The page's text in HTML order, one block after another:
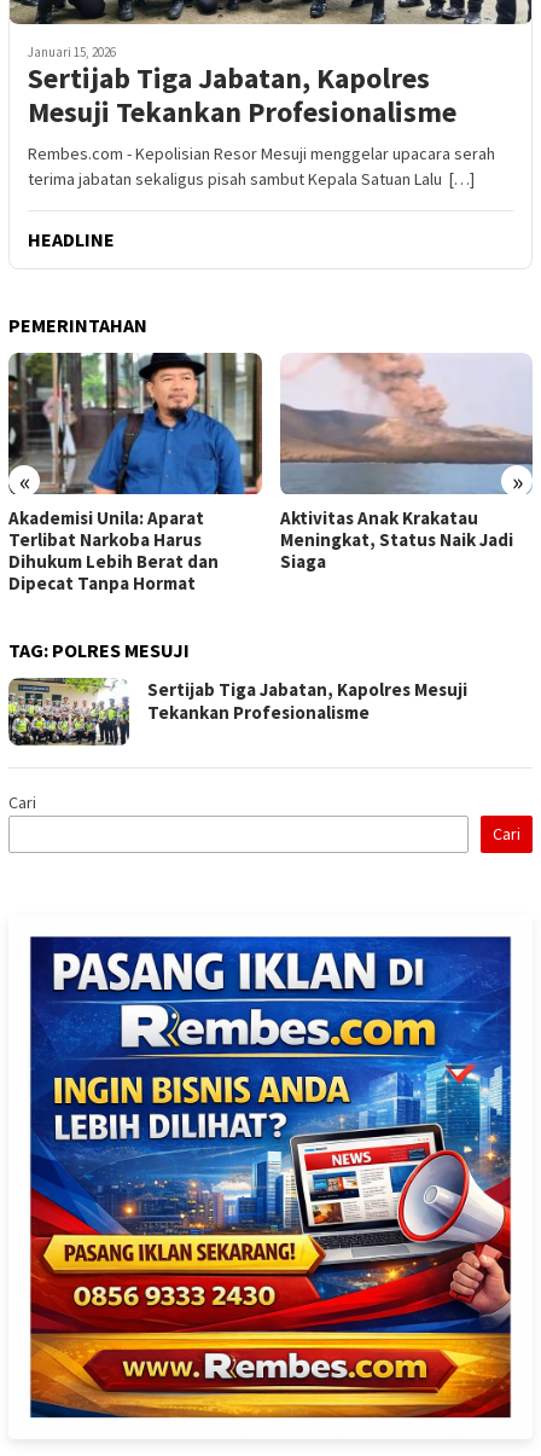
Januari 15, 2026
Sertijab Tiga Jabatan, Kapolres
Mesuji Tekankan Profesionalisme
Rembes.com - Kepolisian Resor Mesuji menggelar upacara serah
terima jabatan sekaligus pisah sambut Kepala Satuan Lalu […]
HEADLINE
PEMERINTAHAN
« »
Akademisi Unila: Aparat
Terlibat Narkoba Harus
Dihukum Lebih Berat dan
Dipecat Tanpa Hormat
Aktivitas Anak Krakatau
Meningkat, Status Naik Jadi
Siaga
TAG: POLRES MESUJI
Sertijab Tiga Jabatan, Kapolres Mesuji
Tekankan Profesionalisme
Cari
Cari